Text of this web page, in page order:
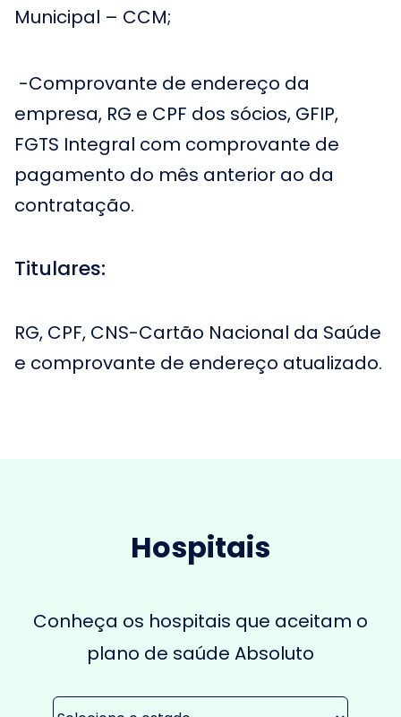
Municipal – CCM;
-Comprovante de endereço da
empresa, RG e CPF dos sócios, GFIP,
FGTS Integral com comprovante de
pagamento do mês anterior ao da
contratação.
Titulares:
RG, CPF, CNS-Cartão Nacional da Saúde
e comprovante de endereço atualizado.
Hospitais
Conheça os hospitais que aceitam o
plano de saúde Absoluto